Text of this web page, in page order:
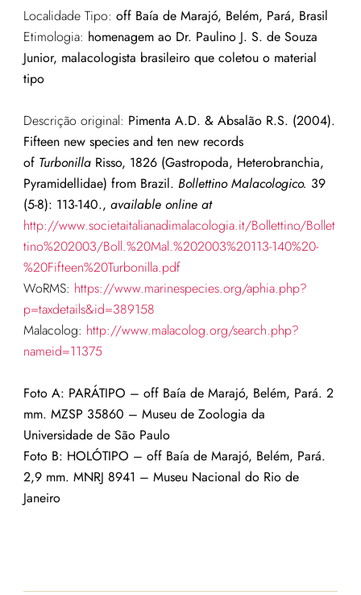
Localidade Tipo: off Baía de Marajó, Belém, Pará, Brasil
Etimologia: homenagem ao Dr. Paulino J. S. de Souza
Junior, malacologista brasileiro que coletou o material
tipo
Descrição original: Pimenta A.D. & Absalão R.S. (2004).
Fifteen new species and ten new records
of TurbonillaRisso, 1826 (Gastropoda, Heterobranchia,
Pyramidellidae) from Brazil. Bollettino Malacologico. 39
(5-8): 113-140., available online at
http://www.societaitalianadimalacologia.it/Bollettino/Bollet
tino%202003/Boll.%20Mal.%202003%20113-140%20-
%20Fifteen%20Turbonilla.pdf
WoRMS: https://www.marinespecies.org/aphia.php?
p=taxdetails&id=389158
Malacolog: http://www.malacolog.org/search.php?
nameid=11375
Foto A: PARÁTIPO – off Baía de Marajó, Belém, Pará. 2
mm. MZSP 35860 – Museu de Zoologia da
Universidade de São Paulo
Foto B: HOLÓTIPO – off Baía de Marajó, Belém, Pará.
2,9 mm. MNRJ 8941 – Museu Nacional do Rio de
Janeiro